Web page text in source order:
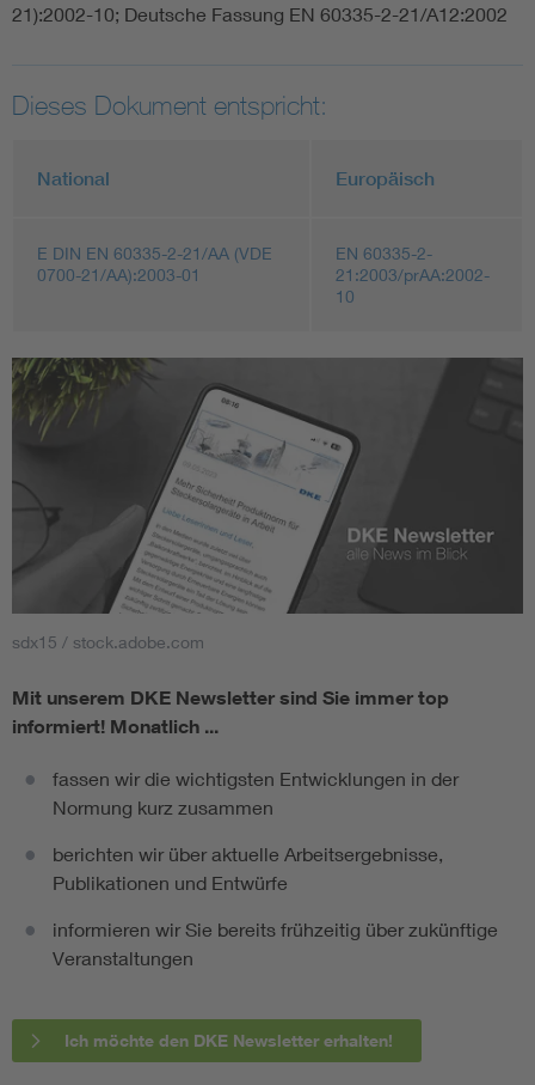
21):2002-10; Deutsche Fassung EN 60335-2-21/A12:2002
Dieses Dokument entspricht:
National Europäisch
E DIN EN 60335-2-21/AA (VDE
0700-21/AA):2003-01
EN 60335-2-
21:2003/prAA:2002-
10
sdx15 / stock.adobe.com
Mit unserem DKE Newsletter sind Sie immer top
informiert! Monatlich ...
fassen wir die wichtigsten Entwicklungen in der
Normung kurz zusammen
berichten wir über aktuelle Arbeitsergebnisse,
Publikationen und Entwürfe
informieren wir Sie bereits frühzeitig über zukünftige
Veranstaltungen
Ich möchte den DKE Newsletter erhalten!